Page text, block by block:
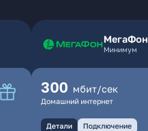
МегаФон
Минимум
300 мбит/сек
Домашний интернет
Детали Подключение